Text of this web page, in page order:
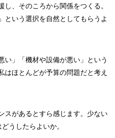
、そのころから関係をつくる。
という選択を自然としてもらうよ
い」「機材や設備が悪い」という
はほとんどが予算の問題だと考え
スがあるとすら感じます。少ない
うしたらよいか。